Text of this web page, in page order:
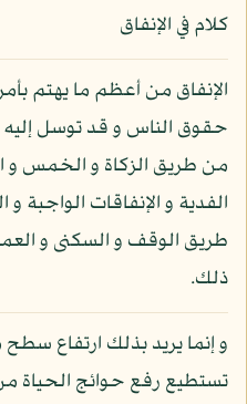
كلام في الإنفاق
الإنفاق من أعظم ما يهتم
حقوق الناس و قد توسل إليه
من طريق الزكاة و الخمس و
الفدية و الإنفاقات الواجبة
طريق الوقف و السكنى و
ذلك.
و إنما يريد بذلك ارتفاع
تستطيع رفع حوائج الحياة